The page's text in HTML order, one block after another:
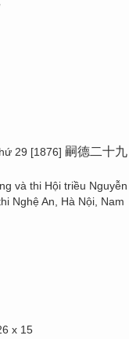
29 [1876] 嗣德二十九
và thi Hội triều Nguyễn
Nghệ An, Hà Nội, Nam
x 15